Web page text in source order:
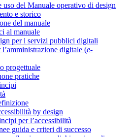
uso del Manuale operativo di design
e storico
del manuale
al manuale
per i servizi pubblici digitali
digitale (e-
progettuale
pratiche
by design
per l’accessibilità
guida e criteri di successo